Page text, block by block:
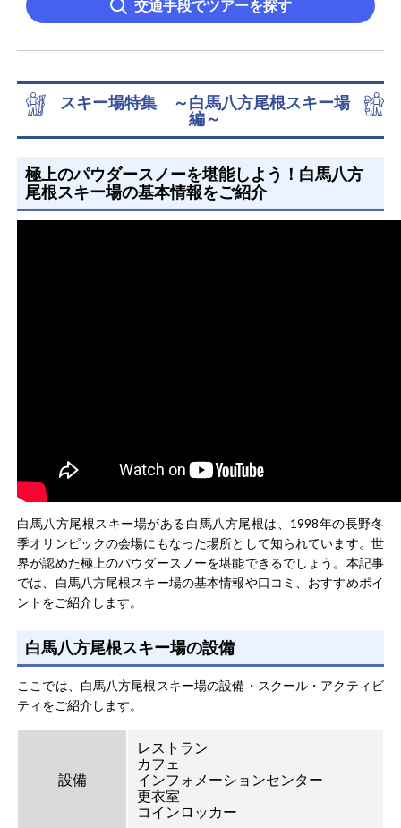
交通手段でツアーを探す
スキー場特集 ～白馬八方尾根スキー場
編～
極上のパウダースノーを堪能しよう！白馬八方
尾根スキー場の基本情報をご紹介
白馬八方尾根スキー場がある白馬八方尾根は、1998年の長野冬
季オリンピックの会場にもなった場所として知られています。世
界が認めた極上のパウダースノーを堪能できるでしょう。本記事
では、白馬八方尾根スキー場の基本情報や口コミ、おすすめポイ
ントをご紹介します。
白馬八方尾根スキー場の設備
ここでは、白馬八方尾根スキー場の設備・スクール・アクティビ
ティをご紹介します。
設備
レストラン
カフェ
インフォメーションセンター
更衣室
コインロッカー